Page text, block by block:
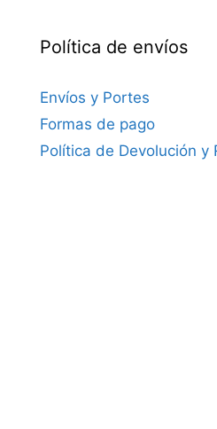
Política de envíos
Envíos y Portes
Formas de pago
Política de Devolución y